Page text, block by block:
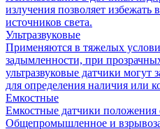
излучения позволяет избежать
источников света.
Ультразвуковые
Применяются в тяжелых
задымленности, при
ультразвуковые датчики могут
для определения наличия или
Емкостные
Емкостные датчики
Общепромышленное и